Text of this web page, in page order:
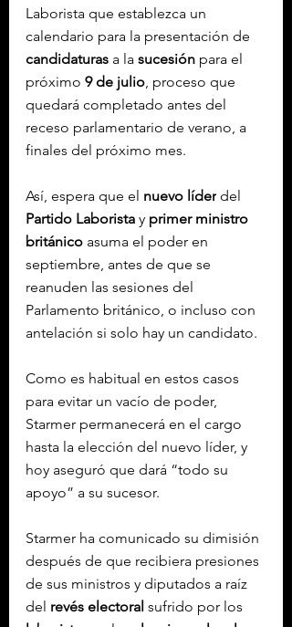
Laborista que establezca un
calendario para la presentación de
candidaturas a la sucesión para el
próximo 9 de julio , proceso que
quedará completado antes del
receso parlamentario de verano, a
finales del próximo mes.
Así, espera que el nuevo líder del
Partido Laborista y primer ministro
británico asuma el poder en
septiembre, antes de que se
reanuden las sesiones del
Parlamento británico, o incluso con
antelación si solo hay un candidato.
Como es habitual en estos casos
para evitar un vacío de poder,
Starmer permanecerá en el cargo
hasta la elección del nuevo líder, y
hoy aseguró que dará “todo su
apoyo” a su sucesor.
Starmer ha comunicado su dimisión
después de que recibiera presiones
de sus ministros y diputados a raíz
del revés electoral sufrido por los